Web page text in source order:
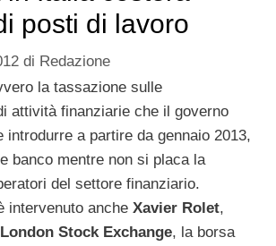
posti di lavoro
di Redazione
la tassazione sulle
attività finanziarie che il governo
introdurre a partire da gennaio 2013,
banco mentre non si placa la
del settore finanziario.
intervenuto anche Xavier Rolet,
London Stock Exchange, la borsa